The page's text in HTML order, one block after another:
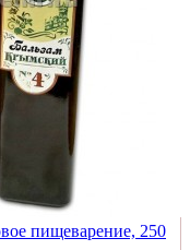
пищеварение, 250